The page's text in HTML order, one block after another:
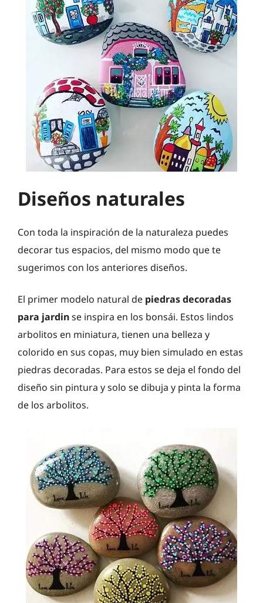
Diseños naturales
Con toda la inspiración de la naturaleza puedes
decorar tus espacios, del mismo modo que te
sugerimos con los anteriores diseños.
El primer modelo natural de piedras decoradas
para jardinse inspira en los bonsái. Estos lindos
arbolitos en miniatura, tienen una belleza y
colorido en sus copas, muy bien simulado en estas
piedras decoradas. Para estos se deja el fondo del
diseño sin pintura y solo se dibuja y pinta la forma
de los arbolitos.